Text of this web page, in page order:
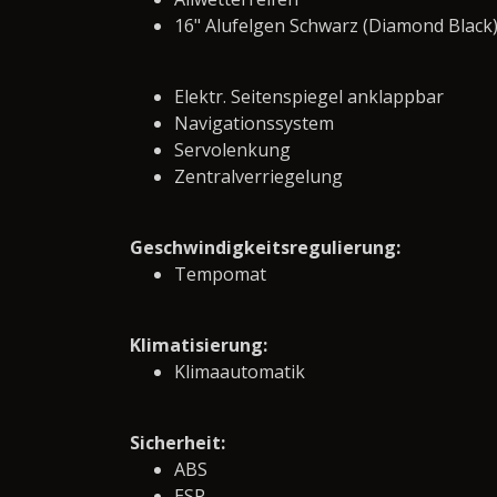
16" Alufelgen Schwarz (Diamond Black)
Elektr. Seitenspiegel anklappbar
Navigationssystem
Servolenkung
Zentralverriegelung
Geschwindigkeitsregulierung:
Tempomat
Klimatisierung:
Klimaautomatik
Sicherheit:
ABS